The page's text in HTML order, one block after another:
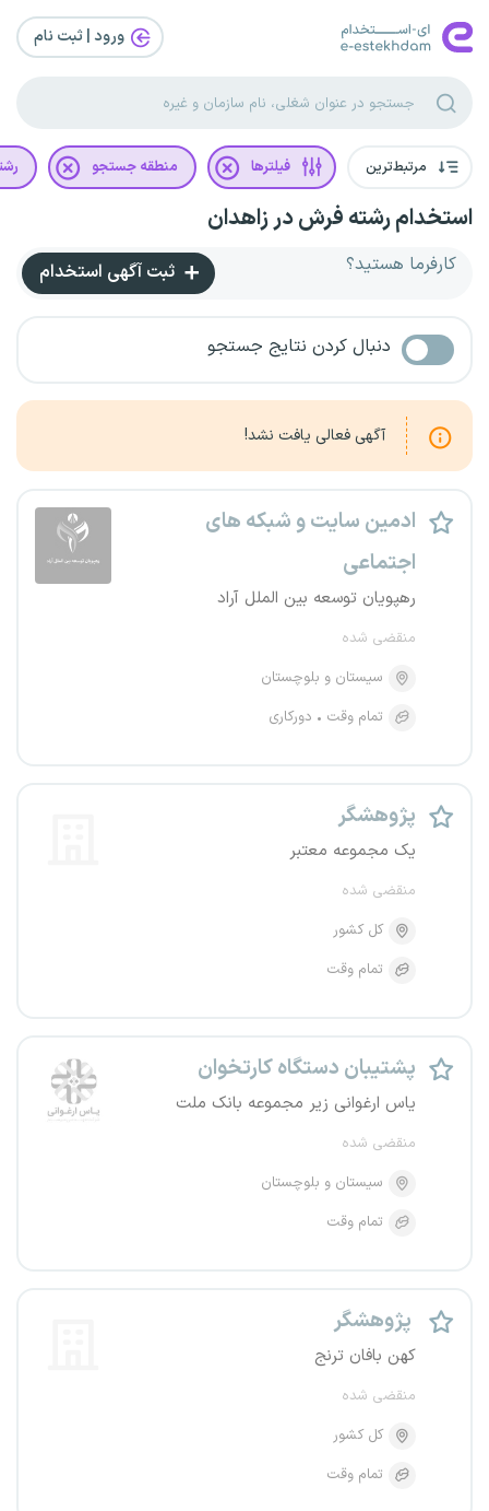
ورود | ثبت‌ نام
مرتبط‌ترین فیلترها منطقه جستجو
استخدام رشته فرش در زاهدان
کارفرما هستید؟ ثبت آگهی استخدام
دنبال کردن نتایج جستجو
آگهی فعالی یافت نشد!
ادمین سایت و شبکه های
اجتماعی
رهپویان توسعه بین الملل آراد
منقضی شده
سیستان و بلوچستان
تمام وقت
دورکاری
پژوهشگر
یک مجموعه معتبر
منقضی شده
کل کشور
تمام وقت
پشتیبان دستگاه کارتخوان
یاس ارغوانی زیر مجموعه بانک ملت
منقضی شده
سیستان و بلوچستان
تمام وقت
پژوهشگر
کهن بافان ترنج
منقضی شده
کل کشور
تمام وقت